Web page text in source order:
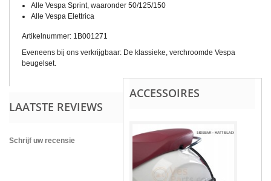
Alle Vespa Sprint, waaronder 50/125/150
Alle Vespa Elettrica
Artikelnummer: 1B001271
Eveneens bij ons verkrijgbaar: De klassieke, verchroomde Vespa
beugelset.
LAATSTE REVIEWS
Schrijf uw recensie
ACCESSOIRES